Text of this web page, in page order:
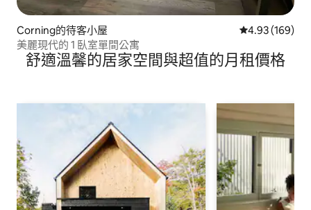
Corning的待客小屋 從 169 則評價
4.93 (169)
美麗現代的 1 臥室單間公寓
舒適溫馨的居家空間與超值的月租價格